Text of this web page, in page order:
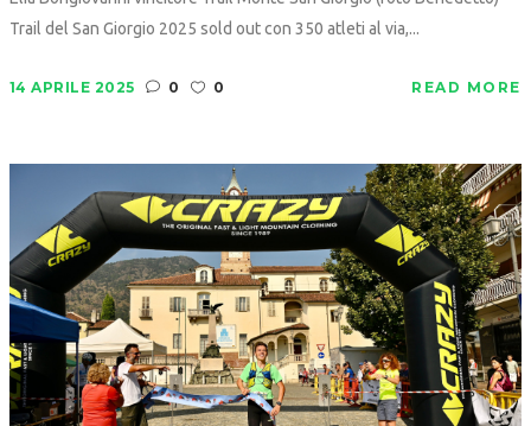
Trail del San Giorgio 2025 sold out con 350 atleti al via,...
14 APRILE 2025 0 0 READ MORE